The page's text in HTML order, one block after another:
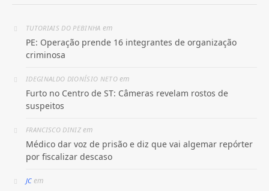
TUTORIAIS DO PEBINHA em
PE: Operação prende 16 integrantes de organização
criminosa
IDEGINALDO DIONÍSIO NETOem
Furto no Centro de ST: Câmeras revelam rostos de
suspeitos
FRANCISCO DINIZem
Médico dar voz de prisão e diz que vai algemar repórter
por fiscalizar descaso
JCem